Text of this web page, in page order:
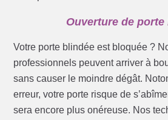
Ouverture de porte
Votre porte blindée est bloquée ?
professionnels peuvent arriver à
sans causer le moindre dégât.
erreur, votre porte risque de
sera encore plus onéreuse. Nos